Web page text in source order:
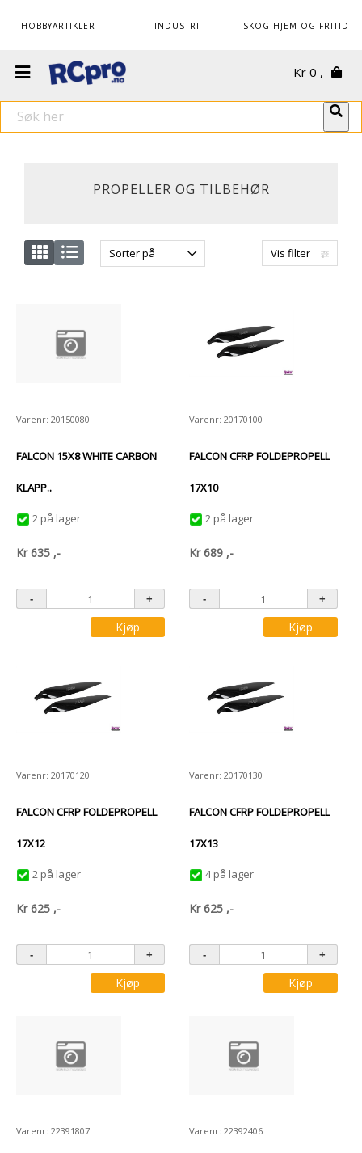
HOBBYARTIKLER INDUSTRI SKOG HJEM OG FRITID
Kr 0 ,-
PROPELLER OG TILBEHØR
Vis filter
Sorter på
Varenr: 20150080
FALCON 15X8 WHITE CARBON
KLAPP..
2 på lager
Kr635 ,-
Kjøp
Varenr: 20170100
FALCON CFRP FOLDEPROPELL
17X10
2 på lager
Kr689 ,-
Kjøp
Varenr: 20170120
FALCON CFRP FOLDEPROPELL
17X12
2 på lager
Kr625 ,-
Kjøp
Varenr: 20170130
FALCON CFRP FOLDEPROPELL
17X13
4 på lager
Kr625 ,-
Kjøp
Varenr: 22391807 Varenr: 22392406